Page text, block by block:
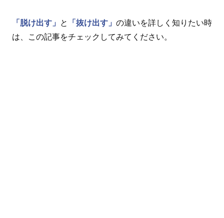
「脱け出す」 と 「抜け出す」 の違いを詳しく知りたい時
は、この記事をチェックしてみてください。